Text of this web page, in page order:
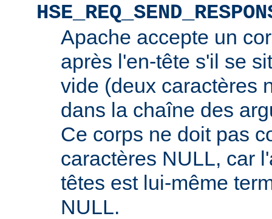
Apache accepte un
après l'en-tête s'il se
vide (deux caractères
dans la chaîne des
Ce corps ne doit pas
caractères NULL, car
têtes est lui-même
NULL.